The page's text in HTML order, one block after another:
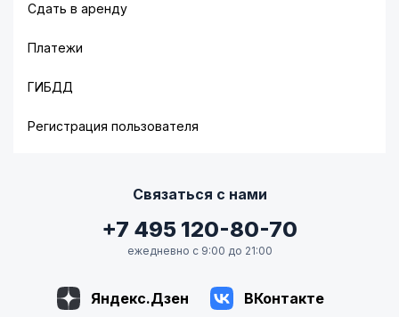
Сдать в аренду
Платежи
ГИБДД
Регистрация пользователя
Связаться с нами
+7 495 120-80-70
ежедневно с 9:00 до 21:00
Яндекс.Дзен ВКонтакте